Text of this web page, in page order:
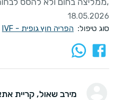
18.05.2026
סוג טיפול: הפריה חוץ גופית - IVF
מירב שאול, קריית